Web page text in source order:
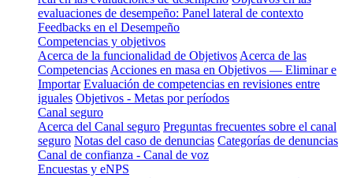
evaluaciones de desempeño: Panel lateral de contexto
Feedbacks en el Desempeño
Competencias y objetivos
Acerca de la funcionalidad de Objetivos Acerca de las
Competencias Acciones en masa en Objetivos — Eliminar e
Importar Evaluación de competencias en revisiones entre
iguales Objetivos - Metas por períodos
Canal seguro
Acerca del Canal seguro Preguntas frecuentes sobre el canal
seguro Notas del caso de denuncias Categorías de denuncias
Canal de confianza - Canal de voz
Encuestas y eNPS